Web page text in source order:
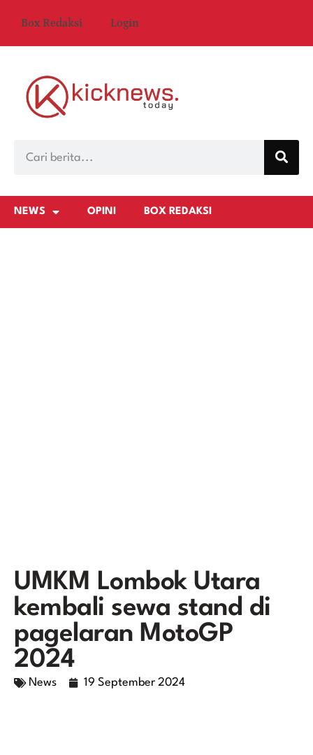
Box Redaksi Login
NEWS OPINI BOX REDAKSI
UMKM Lombok Utara
kembali sewa stand di
pagelaran MotoGP
2024
News 19 September 2024